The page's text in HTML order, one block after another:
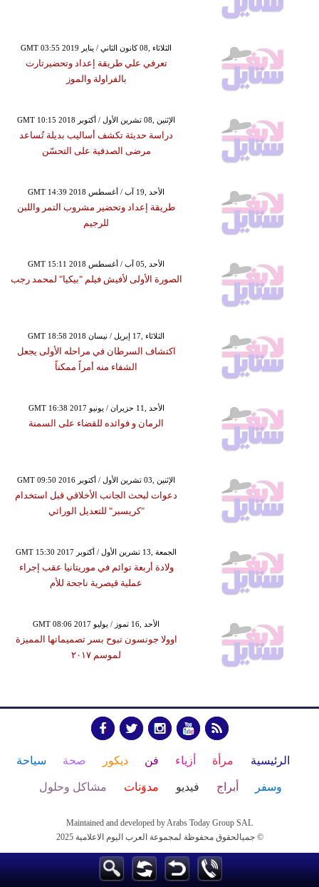
GMT 03:55 2019 الثلاثاء ,08 كانون الثاني / يناير
تعرفي علي طريقة إعداد وتحضيرتارت
بالفراولة والموز
GMT 10:15 2018 الإثنين ,08 تشرين الأول / أكتوبر
دراسة حديثة تكشف أساليب بديلة تُساعد
مرضى الصدفية على التحسّن
GMT 14:39 2018 الأحد ,19 آب / أغسطس
طريقة إعداد وتحضير مشروب التمر واللبن
للرجيم
GMT 15:11 2018 الأحد ,05 آب / أغسطس
الصورة الأولى لأفيش فيلم "بيكيا" لمحمد رجب
GMT 18:58 2018 الثلاثاء ,17 إبريل / نيسان
اكتشاف السرطان في مراحله الأولى يجعل
الشفاء منه أمراً ممكناً
GMT 16:38 2017 الأحد ,11 حزيران / يونيو
الرمان و فوائده للقضاء على السمنة
GMT 09:50 2016 الإثنين ,03 تشرين الأول / أكتوبر
دعوات لبحث الجانب الأخلاقي قبل استخدام
"كريسبر" للتعديل الوراثي
GMT 15:30 2017 الجمعة ,13 تشرين الأول / أكتوبر
ولادة أربعة توائم في موريتانيا عقب إجراء
عملية قيصرية ناجحة للأم
GMT 08:06 2017 الأحد ,16 تموز / يوليو
اوولا جونسون تبوح بسر تصميماتها المميزة
لموسم ٢٠١٧
الرئيسية مرأة أزياء فن ديكور صحة سياحة
وسفر أبراج فيديو مدوَنات مشاكل وحلول
Maintained and developed by Arabs Today Group SAL
جميالحقوق محفوظة لمجموعة العرب اليوم الاعلامية 2025 ©